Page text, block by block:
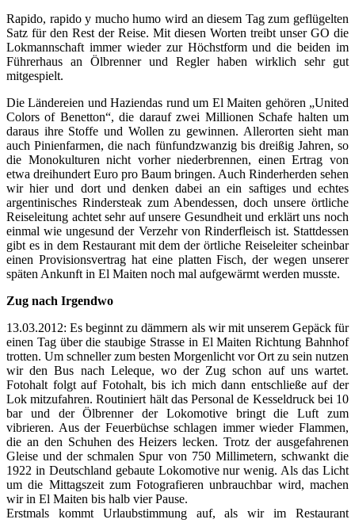
Rapido, rapido y mucho humo wird an diesem Tag zum geflügelten
Satz für den Rest der Reise. Mit diesen Worten treibt unser GO die
Lokmannschaft immer wieder zur Höchstform und die beiden im
Führerhaus an Ölbrenner und Regler haben wirklich sehr gut
mitgespielt.
Die Ländereien und Haziendas rund um El Maiten gehören „United
Colors of Benetton“, die darauf zwei Millionen Schafe halten um
daraus ihre Stoffe und Wollen zu gewinnen. Allerorten sieht man
auch Pinienfarmen, die nach fünfundzwanzig bis dreißig Jahren, so
die Monokulturen nicht vorher niederbrennen, einen Ertrag von
etwa dreihundert Euro pro Baum bringen. Auch Rinderherden sehen
wir hier und dort und denken dabei an ein saftiges und echtes
argentinisches Rindersteak zum Abendessen, doch unsere örtliche
Reiseleitung achtet sehr auf unsere Gesundheit und erklärt uns noch
einmal wie ungesund der Verzehr von Rinderfleisch ist. Stattdessen
gibt es in dem Restaurant mit dem der örtliche Reiseleiter scheinbar
einen Provisionsvertrag hat eine platten Fisch, der wegen unserer
späten Ankunft in El Maiten noch mal aufgewärmt werden musste.
Zug nach Irgendwo
13.03.2012: Es beginnt zu dämmern als wir mit unserem Gepäck für
einen Tag über die staubige Strasse in El Maiten Richtung Bahnhof
trotten. Um schneller zum besten Morgenlicht vor Ort zu sein nutzen
wir den Bus nach Leleque, wo der Zug schon auf uns wartet.
Fotohalt folgt auf Fotohalt, bis ich mich dann entschließe auf der
Lok mitzufahren. Routiniert hält das Personal de Kesseldruck bei 10
bar und der Ölbrenner der Lokomotive bringt die Luft zum
vibrieren. Aus der Feuerbüchse schlagen immer wieder Flammen,
die an den Schuhen des Heizers lecken. Trotz der ausgefahrenen
Gleise und der schmalen Spur von 750 Millimetern, schwankt die
1922 in Deutschland gebaute Lokomotive nur wenig. Als das Licht
um die Mittagszeit zum Fotografieren unbrauchbar wird, machen
wir in El Maiten bis halb vier Pause.
Erstmals kommt Urlaubstimmung auf, als wir im Restaurant